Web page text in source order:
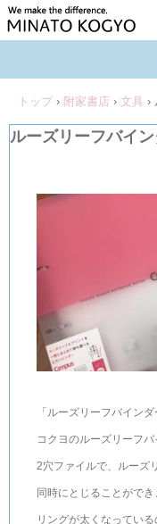
トップ › 附家書店 › 文具 ›
ルーズリーフバイ
「ルーズリーフバインダ
コクヨのルーズリーフ
2穴ファイルで、ルーズ
同時にとじることができ
リングが太くなっている